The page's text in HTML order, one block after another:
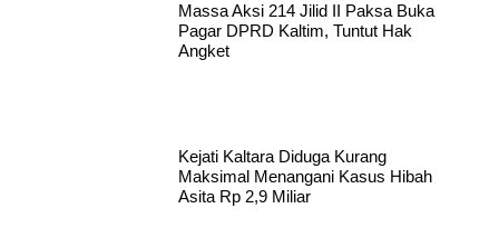
Massa Aksi 214 Jilid II Paksa Buka
Pagar DPRD Kaltim, Tuntut Hak
Angket
Kejati Kaltara Diduga Kurang
Maksimal Menangani Kasus Hibah
Asita Rp 2,9 Miliar